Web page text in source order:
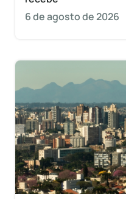
6 de agosto de 2026